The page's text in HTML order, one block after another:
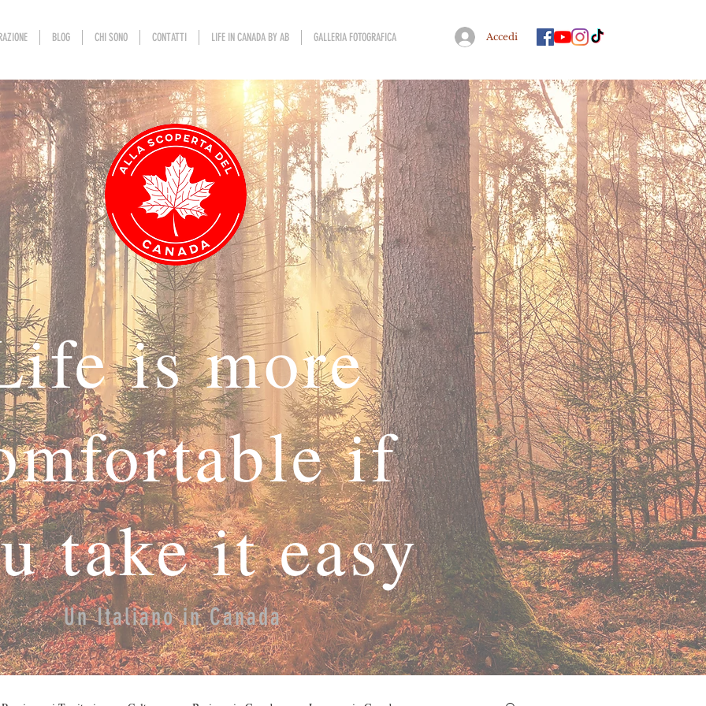
BLOG CHI SONO CONTATTI LIFE IN CANADA BY AB GALLERIA FOTOGRAFICA Accedi
is more
if
take it easy
Un Italiano in Canada